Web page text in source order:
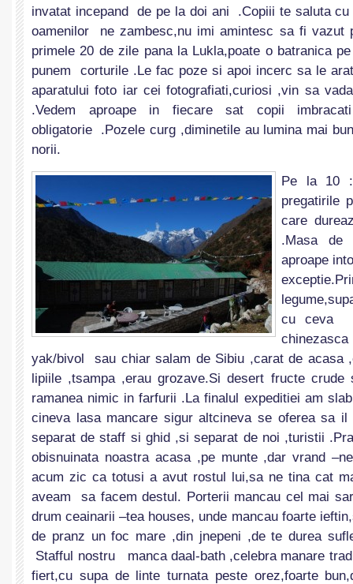
invatat incepand de pe la doi ani .Copiii te saluta cu
oamenilor ne zambesc,nu imi amintesc sa fi vazut
primele 20 de zile pana la Lukla,poate o batranica
punem corturile .Le fac poze si apoi incerc sa le
aparatului foto iar cei fotografiati,curiosi ,vin sa
.Vedem aproape in fiecare sat copii
obligatorie .Pozele curg ,diminetile au lumina mai
norii.
Pe la 10
pregatirile
care
.Masa de
aproape
cu ceva
yak/bivol sau chiar salam de Sibiu ,carat de acasa
lipiile ,tsampa ,erau grozave.Si desert fructe
ramanea nimic in farfurii .La finalul expeditiei am
cineva lasa mancare sigur altcineva se oferea sa il
separat de staff si ghid ,si separat de noi ,turistii
obisnuinata noastra acasa ,pe munte ,dar vrand
acum zic ca totusi a avut rostul lui,sa ne tina cat
aveam sa facem destul. Porterii mancau cel mai
drum ceainarii –tea houses, unde mancau foarte
de pranz un foc mare ,din jnepeni ,de te durea
Stafful nostru manca daal-bath ,celebra manare
fiert,cu supa de linte turnata peste orez,foarte